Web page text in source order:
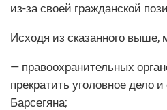
из-за своей гражданской
Исходя из сказанного выше,
— правоохранительных
прекратить уголовное дело
Барсегяна;